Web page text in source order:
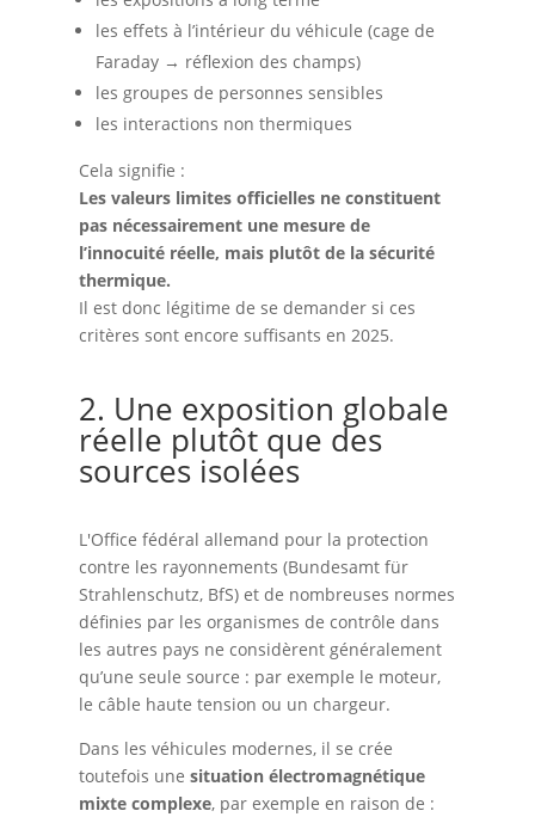
les effets à l’intérieur du véhicule (cage de
Faraday → réflexion des champs)
les groupes de personnes sensibles
les interactions non thermiques
Cela signifie :
Les valeurs limites officielles ne constituent
pas nécessairement une mesure de
l’innocuité réelle, mais plutôt de la sécurité
thermique.
Il est donc légitime de se demander si ces
critères sont encore suffisants en 2025.
2. Une exposition globale
réelle plutôt que des
sources isolées
L'Office fédéral allemand pour la protection
contre les rayonnements (Bundesamt für
Strahlenschutz, BfS) et de nombreuses normes
définies par les organismes de contrôle dans
les autres pays ne considèrent généralement
qu’une seule source : par exemple le moteur,
le câble haute tension ou un chargeur.
Dans les véhicules modernes, il se crée
toutefois une situation électromagnétique
mixte complexe, par exemple en raison de :